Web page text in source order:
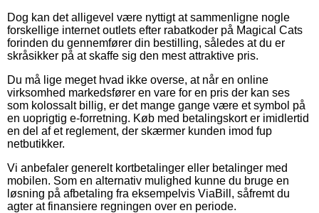
Dog kan det alligevel være nyttigt at sammenligne nogle
forskellige internet outlets efter rabatkoder på Magical Cats
forinden du gennemfører din bestilling, således at du er
skråsikker på at skaffe sig den mest attraktive pris.
Du må lige meget hvad ikke overse, at når en online
virksomhed markedsfører en vare for en pris der kan ses
som kolossalt billig, er det mange gange være et symbol på
en uoprigtig e-forretning. Køb med betalingskort er imidlertid
en del af et reglement, der skærmer kunden imod fup
netbutikker.
Vi anbefaler generelt kortbetalinger eller betalinger med
mobilen. Som en alternativ mulighed kunne du bruge en
løsning på afbetaling fra eksempelvis ViaBill, såfremt du
agter at finansiere regningen over en periode.